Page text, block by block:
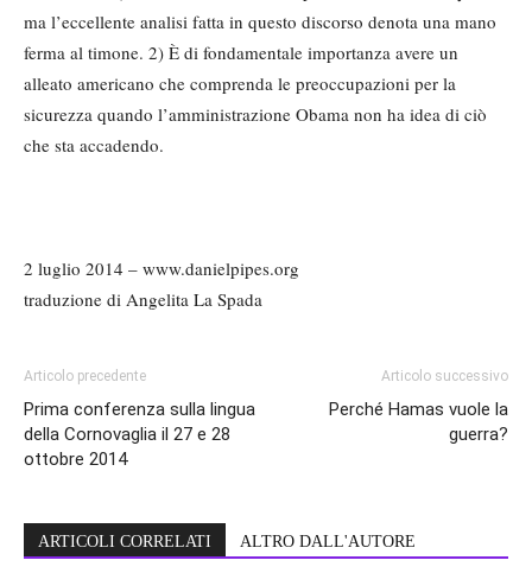
ma l’eccellente analisi fatta in questo discorso denota una mano
ferma al timone. 2) È di fondamentale importanza avere un
alleato americano che comprenda le preoccupazioni per la
sicurezza quando l’amministrazione Obama non ha idea di ciò
che sta accadendo.
2 luglio 2014 – www.danielpipes.org
traduzione di Angelita La Spada
Articolo precedente
Prima conferenza sulla lingua
della Cornovaglia il 27 e 28
ottobre 2014
Articolo successivo
Perché Hamas vuole la
guerra?
ARTICOLI CORRELATI ALTRO DALL'AUTORE